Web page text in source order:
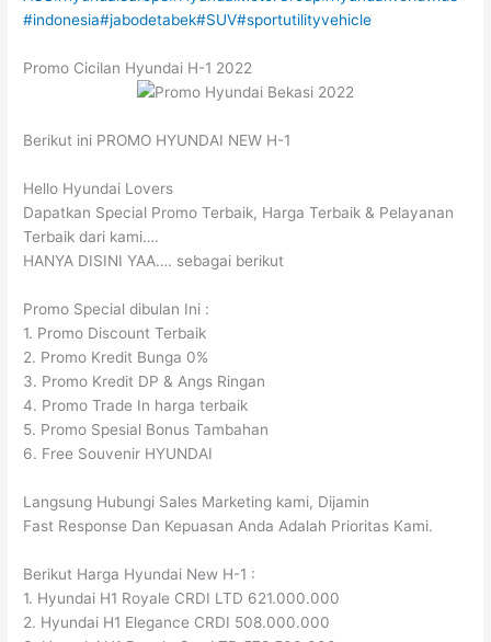
#indonesia#jabodetabek#SUV#sportutilityvehicle
Promo Cicilan Hyundai H-1 2022
Berikut ini PROMO HYUNDAI NEW H-1
Hello Hyundai Lovers
Dapatkan Special Promo Terbaik, Harga Terbaik & Pelayanan
Terbaik dari kami….
HANYA DISINI YAA…. sebagai berikut
Promo Special dibulan Ini :
1. Promo Discount Terbaik
2. Promo Kredit Bunga 0%
3. Promo Kredit DP & Angs Ringan
4. Promo Trade In harga terbaik
5. Promo Spesial Bonus Tambahan
6. Free Souvenir HYUNDAI
Langsung Hubungi Sales Marketing kami, Dijamin
Fast Response Dan Kepuasan Anda Adalah Prioritas Kami.
Berikut Harga Hyundai New H-1 :
1. Hyundai H1 Royale CRDI LTD 621.000.000
2. Hyundai H1 Elegance CRDI 508.000.000